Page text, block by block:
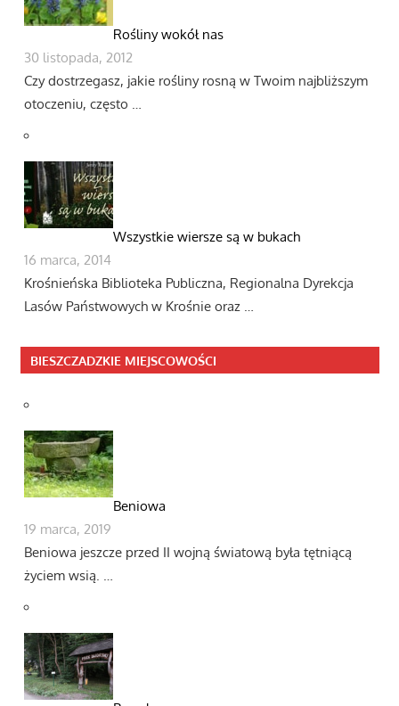
Rośliny wokół nas
30 listopada, 2012
Czy dostrzegasz, jakie rośliny rosną w Twoim najbliższym
otoczeniu, często …
Wszystkie wiersze są w bukach
16 marca, 2014
Krośnieńska Biblioteka Publiczna, Regionalna Dyrekcja
Lasów Państwowych w Krośnie oraz …
BIESZCZADZKIE MIEJSCOWOŚCI
Beniowa
19 marca, 2019
Beniowa jeszcze przed II wojną światową była tętniącą
życiem wsią. …